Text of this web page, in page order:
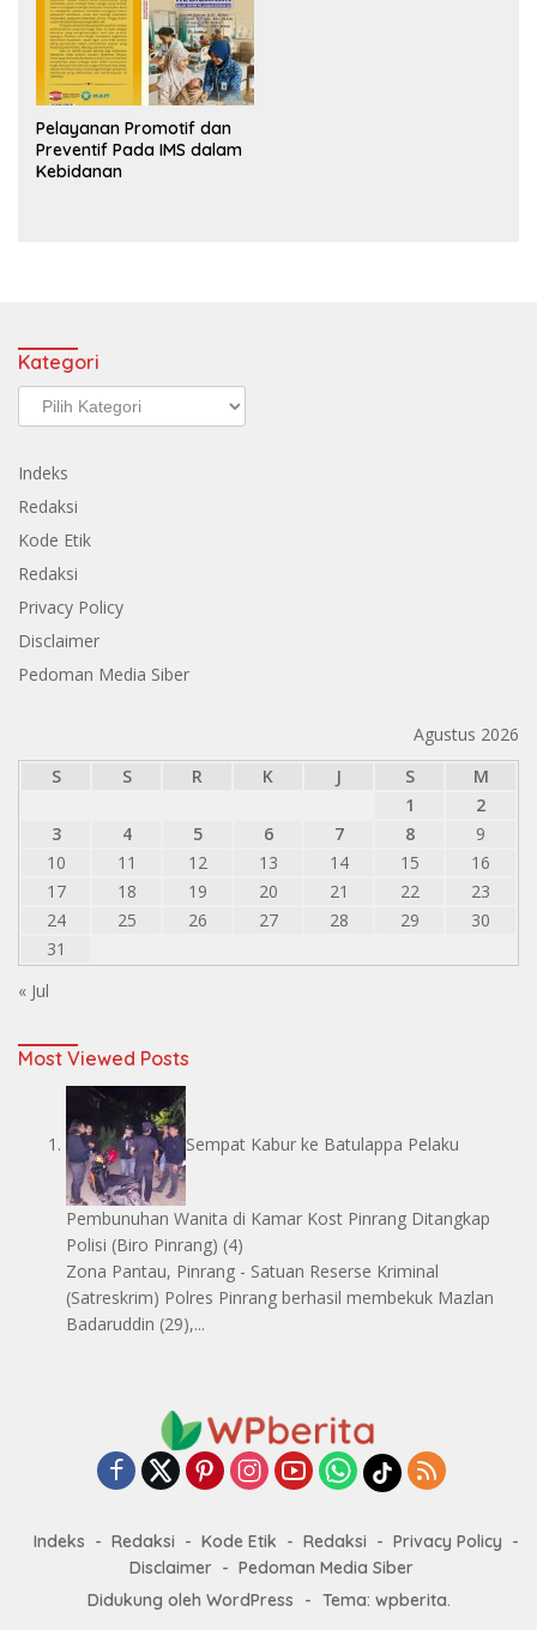
Pelayanan Promotif dan
Preventif Pada IMS dalam
Kebidanan
Kategori
Kategori
Indeks
Redaksi
Kode Etik
Redaksi
Privacy Policy
Disclaimer
Pedoman Media Siber
Agustus 2026
S
S R K J S
M
1
2
3
4 5 6 7 8
9
10
11 12 13 14 15
16
17
18 19 20 21 22
23
24
25 26 27 28 29
30
31
« Jul
Most Viewed Posts
Sempat Kabur ke Batulappa Pelaku
Pembunuhan Wanita di Kamar Kost Pinrang Ditangkap
Polisi (Biro Pinrang) (4)
Zona Pantau, Pinrang - Satuan Reserse Kriminal
(Satreskrim) Polres Pinrang berhasil membekuk Mazlan
Badaruddin (29),...
Indeks Redaksi Kode Etik Redaksi
Privacy Policy
Disclaimer
Pedoman Media Siber
Didukung oleh WordPress
- Tema: wpberita.